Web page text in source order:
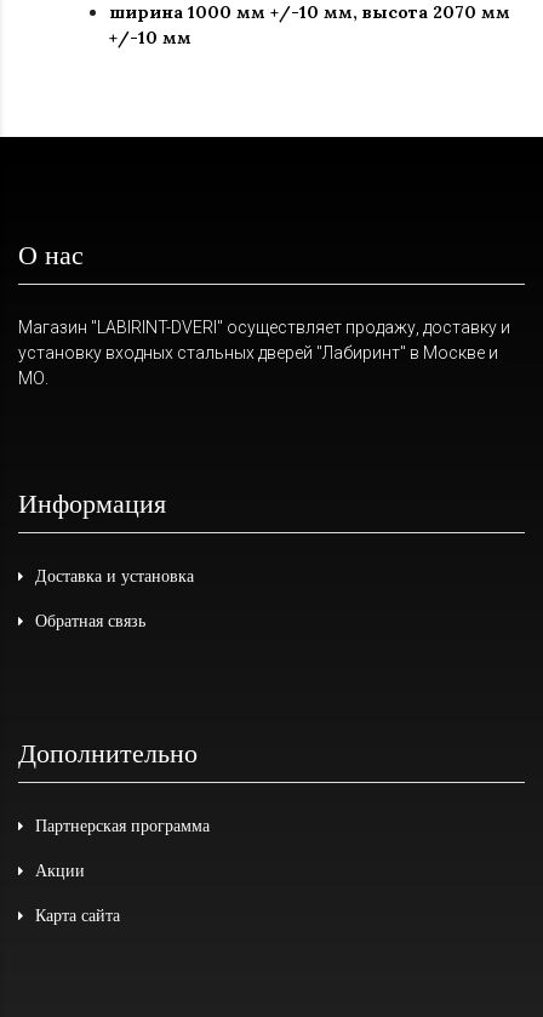
ширина 1000 мм +/-10 мм, высота 2070 мм
+/-10 мм
О нас
Магазин "LABIRINT-DVERI" осуществляет продажу, доставку и
установку входных стальных дверей "Лабиринт" в Москве и
МО.
Информация
Доставка и установка
Обратная связь
Дополнительно
Партнерская программа
Акции
Карта сайта